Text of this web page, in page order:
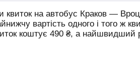
квиток на автобус Краков —
вартість одного і того ж
коштує 490 ₴, а найшвидший